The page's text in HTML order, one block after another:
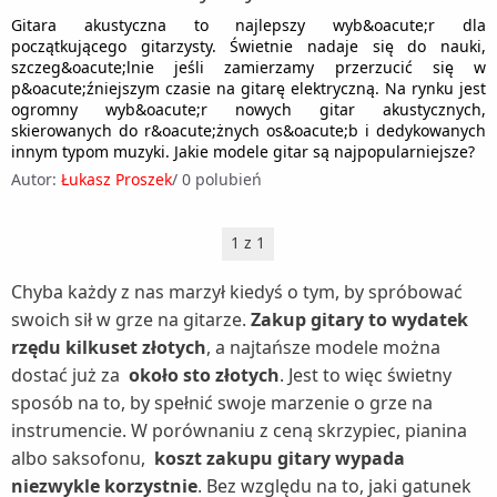
Myjki wodne (6)
Nawilżacze powietrza (5)
Nożyce do żywopłotu i trawy (5)
Oczyszczacze powietrza (5)
Odkurzacze ogrodowe (1)
Piece do pizzy (1)
Rozdrabniacze do gałęzi (1)
Sauny (1)
Stacje meteo (1)
Suszarki do grzybów (1)
Szampony do włosów (1)
Roboty kuchenne (5)
Sokowirówki (3)
Spieniacze do mleka (1)
Szybkowary (2)
Tostery (4)
Wyciskarki wolnoobrotowe (6)
Wypiekacze do chleba (1)
Żelazka (5)
Rakiety tenisowe (1)
Rowery (9)
Kaski rowerowe (1)
Krzesełka rowerowe dla dzieci (1)
Liczniki rowerowe (1)
Torby i bagażniki rowerowe (1)
Zabezpieczenia rowerowe (1)
Rowerki biegowe (1)
Rowery treningowe (1)
Sanki i ślizgacze (1)
Skanery (1)
Tablice interaktywne (1)
Gitara akustyczna to najlepszy wyb&oacute;r dla
początkującego gitarzysty. Świetnie nadaje się do nauki,
szczeg&oacute;lnie jeśli zamierzamy przerzucić się w
p&oacute;źniejszym czasie na gitarę elektryczną. Na rynku jest
ogromny wyb&oacute;r nowych gitar akustycznych,
skierowanych do r&oacute;żnych os&oacute;b i dedykowanych
innym typom muzyki. Jakie modele gitar są najpopularniejsze?
Autor: Łukasz Proszek/ 0 polubień
1 z 1
Chyba każdy z nas marzył kiedyś o tym, by spróbować
swoich sił w grze na gitarze. Zakup gitary to wydatek
rzędu kilkuset złotych, a najtańsze modele można
dostać już za około sto złotych. Jest to więc świetny
sposób na to, by spełnić swoje marzenie o grze na
instrumencie. W porównaniu z ceną skrzypiec, pianina
albo saksofonu, koszt zakupu gitary wypada
niezwykle korzystnie. Bez względu na to, jaki gatunek